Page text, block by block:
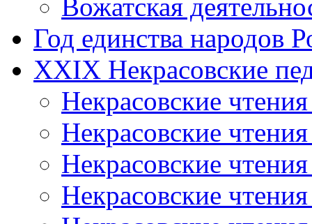
Вожатская
Год единства народов
XXIX Некрасовские
Некрасовские
Некрасовские
Некрасовские
Некрасовские